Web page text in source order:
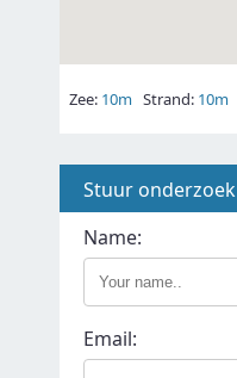
Zee: 10m Strand: 10m
Stuur onderzoek
Name:
Email: